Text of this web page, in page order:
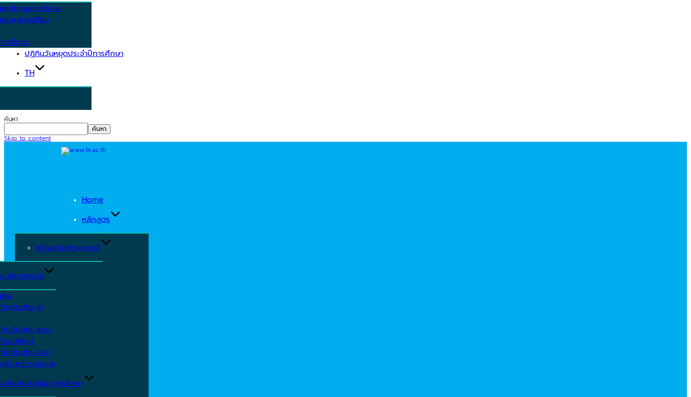
บชิงทุนการศึกษา
บผลการเรียน
รศึกษา
ปฏิทินวันหยุดประจำปีการศึกษา
TH
ค้นหา
ค้นหา
Skip to content
Home
หลักสูตร
หลักสูตรปริญญาตรี
บริหารธุรกิจ
ต
กิจบัณฑิต สา
จบัณฑิต สาขา
จสมัยใหม่
จบัณฑิต สาขา
ระหว่างประเทศ
ศิลปศาสตร์และการศึกษา